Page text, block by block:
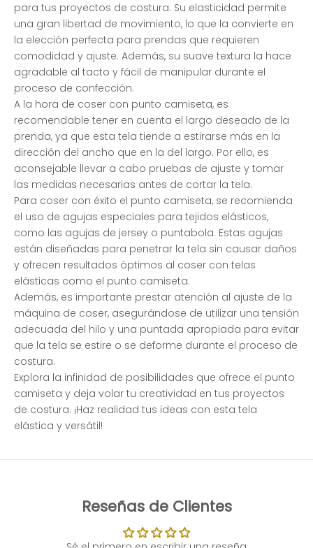
para tus proyectos de costura. Su elasticidad permite
una gran libertad de movimiento, lo que la convierte en
la elección perfecta para prendas que requieren
comodidad y ajuste. Además, su suave textura la hace
agradable al tacto y fácil de manipular durante el
proceso de confección.
A la hora de coser con punto camiseta, es
recomendable tener en cuenta el largo deseado de la
prenda, ya que esta tela tiende a estirarse más en la
dirección del ancho que en la del largo. Por ello, es
aconsejable llevar a cabo pruebas de ajuste y tomar
las medidas necesarias antes de cortar la tela.
Para coser con éxito el punto camiseta, se recomienda
el uso de agujas especiales para tejidos elásticos,
como las agujas de jersey o puntabola. Estas agujas
están diseñadas para penetrar la tela sin causar daños
y ofrecen resultados óptimos al coser con telas
elásticas como el punto camiseta.
Además, es importante prestar atención al ajuste de la
máquina de coser, asegurándose de utilizar una tensión
adecuada del hilo y una puntada apropiada para evitar
que la tela se estire o se deforme durante el proceso de
costura.
Explora la infinidad de posibilidades que ofrece el punto
camiseta y deja volar tu creatividad en tus proyectos
de costura. ¡Haz realidad tus ideas con esta tela
elástica y versátil!
Reseñas de Clientes